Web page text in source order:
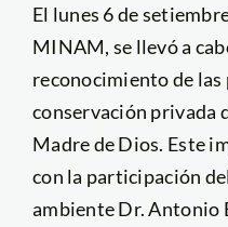
El lunes 6 de
MINAM, se llevó a
reconocimiento de
conservación privada
Madre de Dios. Este
con la participación
ambiente Dr. Antonio